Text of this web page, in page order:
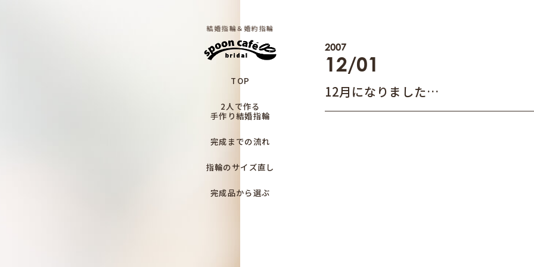
結婚指輪＆婚約指輪
TOP
2人で作る
手作り結婚指輪
完成までの流れ
指輪のサイズ直し
完成品から選ぶ
12月になりました…
2007
12/01